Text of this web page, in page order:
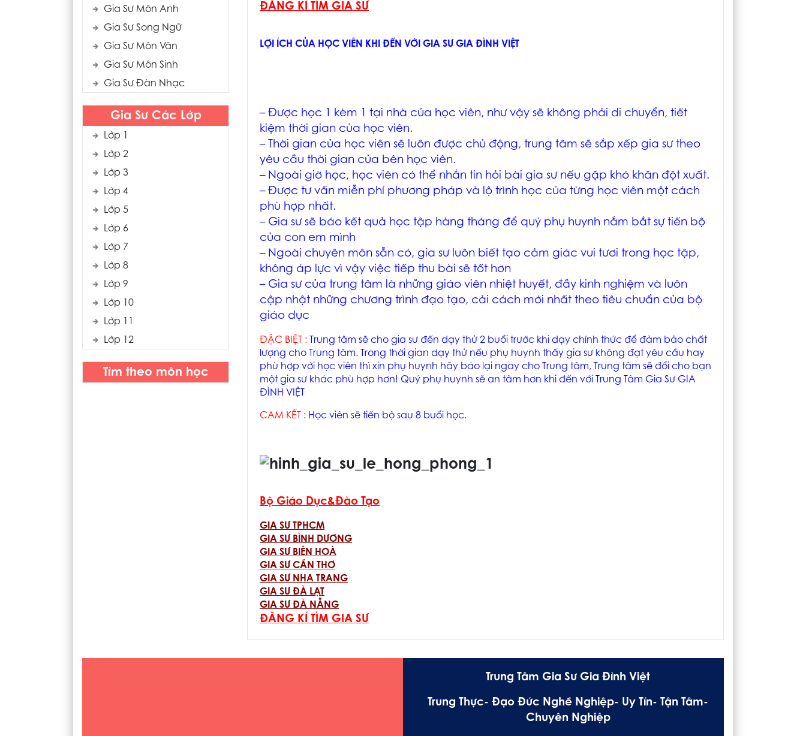
Gia Sư Môn Anh
Gia Sư Song Ngữ
Gia Sư Môn Văn
Gia Sư Môn Sinh
Gia Sư Đàn Nhạc
Gia Sư Các Lớp
Lớp 1
Lớp 2
Lớp 3
Lớp 4
Lớp 5
Lớp 6
Lớp 7
Lớp 8
Lớp 9
Lớp 10
Lớp 11
Lớp 12
Tìm theo môn học
ĐĂNG KÍ TÌM GIA SƯ
LỢI ÍCH CỦA HỌC VIÊN KHI ĐẾN VỚI GIA SƯ GIA ĐÌNH VIỆT
– Được học 1 kèm 1 tại nhà của học viên, như vậy sẽ không phải di chuyển, tiết
kiệm thời gian của học viên.
– Thời gian của học viên sẽ luôn được chủ động, trung tâm sẽ sắp xếp gia sư theo
yêu cầu thời gian của bên học viên.
– Ngoài giờ học, học viên có thể nhắn tin hỏi bài gia sư nếu gặp khó khăn đột xuất.
– Được tư vấn miễn phí phương pháp và lộ trình học của từng học viên một cách
phù hợp nhất.
– Gia sư sẽ báo kết quả học tập hàng tháng để quý phụ huynh nắm bắt sự tiến bộ
của con em mình
– Ngoài chuyên môn sẵn có, gia sư luôn biết tạo cảm giác vui tươi trong học tập,
không áp lực vì vậy việc tiếp thu bài sẽ tốt hơn
– Gia sư của trung tâm là những giáo viên nhiệt huyết, đầy kinh nghiệm và luôn
cập nhật những chương trình đạo tạo, cải cách mới nhất theo tiêu chuẩn của bộ
giáo dục
ĐẶC BIỆT : Trung tâm sẽ cho gia sư đến dạy thử 2 buổi trước khi dạy chính thức để đảm bảo chất
lượng cho Trung tâm. Trong thời gian dạy thử nếu phụ huynh thấy gia sư không đạt yêu cầu hay
phù hợp với học viên thì xin phụ huynh hãy báo lại ngay cho Trung tâm, Trung tâm sẽ đổi cho bạn
một gia sư khác phù hợp hơn! Quý phụ huynh sẽ an tâm hơn khi đến với Trung Tâm Gia Sư GIA
ĐÌNH VIỆT
CAM KẾT : Học viên sẽ tiến bộ sau 8 buổi học.
Bộ Giáo Dục&Đào Tạo
GIA SƯ TPHCM
GIA SƯ BÌNH DƯƠNG
GIA SƯ BIÊN HOÀ
GIA SƯ CẦN THƠ
GIA SƯ NHA TRANG
GIA SƯ ĐÀ LẠT
GIA SƯ ĐÀ NẴNG
ĐĂNG KÍ TÌM GIA SƯ
Trung Tâm Gia Sư Gia Đình Việt
Trung Thực- Đạo Đức Nghề Nghiệp- Uy Tín- Tận Tâm-
Chuyên Nghiệp